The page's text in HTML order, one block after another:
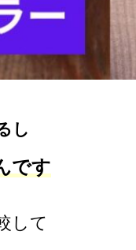
し
です
して